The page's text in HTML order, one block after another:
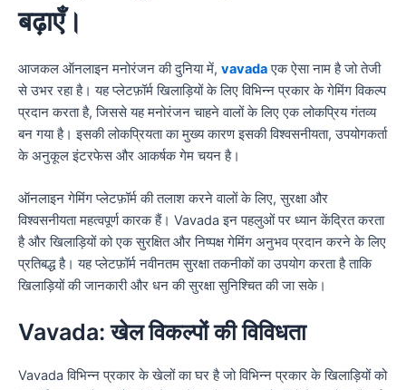
बढ़ाएँ।
आजकल ऑनलाइन मनोरंजन की दुनिया में, vavadaएक ऐसा नाम है जो तेजी
से उभर रहा है। यह प्लेटफ़ॉर्म खिलाड़ियों के लिए विभिन्न प्रकार के गेमिंग विकल्प
प्रदान करता है, जिससे यह मनोरंजन चाहने वालों के लिए एक लोकप्रिय गंतव्य
बन गया है। इसकी लोकप्रियता का मुख्य कारण इसकी विश्वसनीयता, उपयोगकर्ता
के अनुकूल इंटरफेस और आकर्षक गेम चयन है।
ऑनलाइन गेमिंग प्लेटफ़ॉर्म की तलाश करने वालों के लिए, सुरक्षा और
विश्वसनीयता महत्वपूर्ण कारक हैं। Vavada इन पहलुओं पर ध्यान केंद्रित करता
है और खिलाड़ियों को एक सुरक्षित और निष्पक्ष गेमिंग अनुभव प्रदान करने के लिए
प्रतिबद्ध है। यह प्लेटफ़ॉर्म नवीनतम सुरक्षा तकनीकों का उपयोग करता है ताकि
खिलाड़ियों की जानकारी और धन की सुरक्षा सुनिश्चित की जा सके।
Vavada: खेल विकल्पों की विविधता
Vavada विभिन्न प्रकार के खेलों का घर है जो विभिन्न प्रकार के खिलाड़ियों को